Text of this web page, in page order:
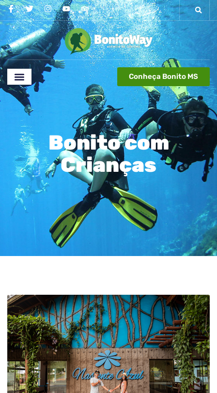
Conheça Bonito MS
Bonito com
Crianças